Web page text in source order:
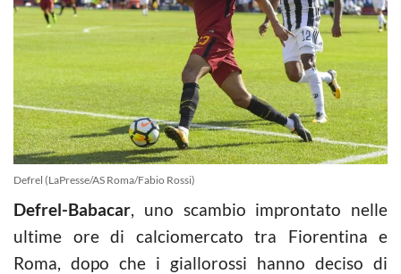
Defrel (LaPresse/AS Roma/Fabio Rossi)
Defrel-Babacar, uno scambio improntato nelle
ultime ore di calciomercato tra Fiorentina e
Roma, dopo che i giallorossi hanno deciso di